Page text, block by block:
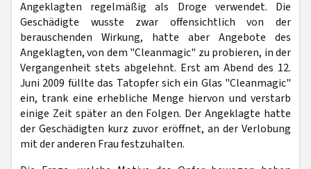
Angeklagten regelmäßig als Droge verwendet. Die
Geschädigte wusste zwar offensichtlich von der
berauschenden Wirkung, hatte aber Angebote des
Angeklagten, von dem "Cleanmagic" zu probieren, in der
Vergangenheit stets abgelehnt. Erst am Abend des 12.
Juni 2009 füllte das Tatopfer sich ein Glas "Cleanmagic"
ein, trank eine erhebliche Menge hiervon und verstarb
einige Zeit später an den Folgen. Der Angeklagte hatte
der Geschädigten kurz zuvor eröffnet, an der Verlobung
mit der anderen Frau festzuhalten.